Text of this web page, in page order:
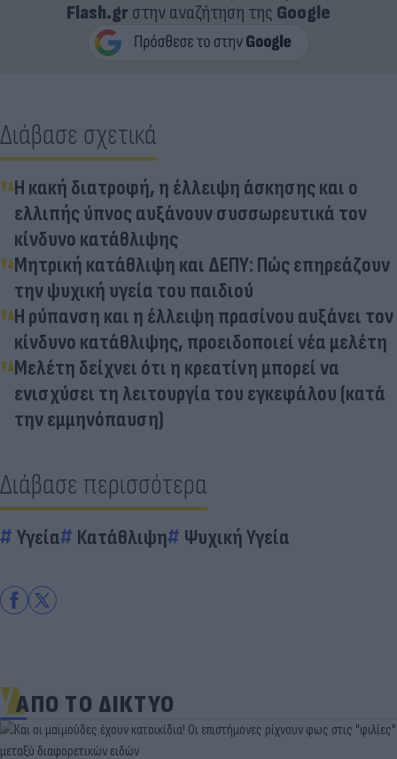
Flash.grστην αναζήτηση της Google
Διάβασε σχετικά
Η κακή διατροφή, η έλλειψη άσκησης και ο
ελλιπής ύπνος αυξάνουν συσσωρευτικά τον
κίνδυνο κατάθλιψης
Μητρική κατάθλιψη και ΔΕΠΥ: Πώς επηρεάζουν
την ψυχική υγεία του παιδιού
Η ρύπανση και η έλλειψη πρασίνου αυξάνει τον
κίνδυνο κατάθλιψης, προειδοποιεί νέα μελέτη
Μελέτη δείχνει ότι η κρεατίνη μπορεί να
ενισχύσει τη λειτουργία του εγκεφάλου (κατά
την εμμηνόπαυση)
Διάβασε περισσότερα
Υγεία Κατάθλιψη Ψυχική Υγεία
ΑΠΟ ΤΟ ΔΙΚΤΥΟ